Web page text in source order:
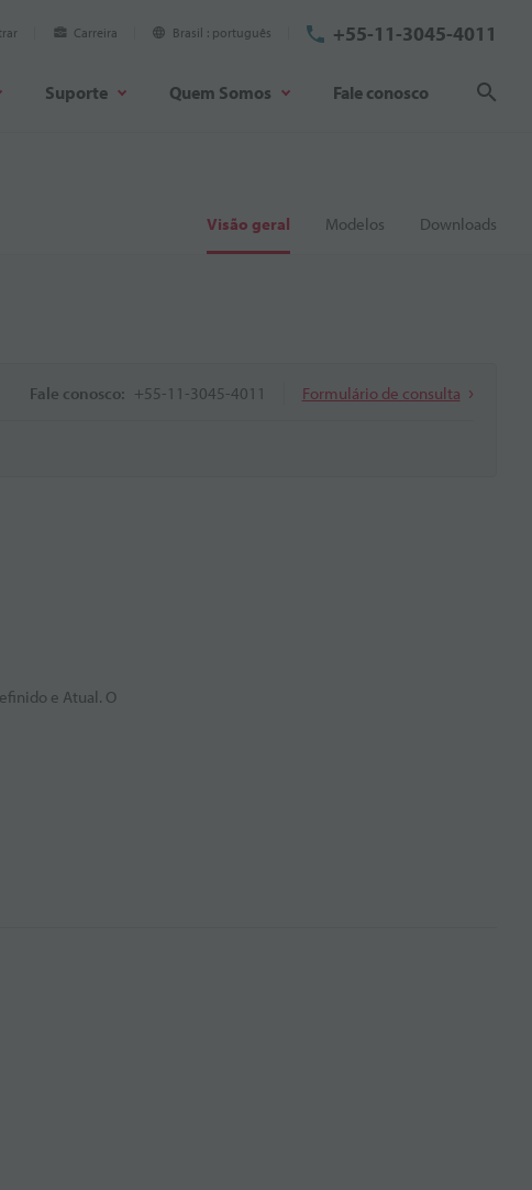
Carreira Brasil português +55-11-3045-4011
Suporte Quem Somos Fale conosco
Visão geral Modelos Downloads
Fale conosco: +55-11-3045-4011 Formulário de consulta
e Atual. O